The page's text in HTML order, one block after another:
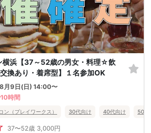
横浜【37～52歳の男女・料理☆飲
換あり・着席型】１名参加OK
月9日(日) 14:00〜
時間
ン（プレイワークス） 30代向け 40代向け 50代
37〜52歳 3,000円